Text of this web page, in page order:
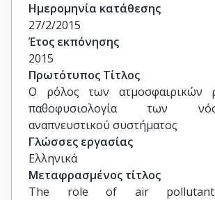
Ημερομηνία κατάθεσης
27/2/2015
Έτος εκπόνησης
2015
Πρωτότυπος Τίτλος
Ο ρόλος των ατμοσφαιρικών
παθοφυσιολογία των
αναπνευστικού συστήματος
Γλώσσες εργασίας
Ελληνικά
Μεταφρασμένος τίτλος
The role of air